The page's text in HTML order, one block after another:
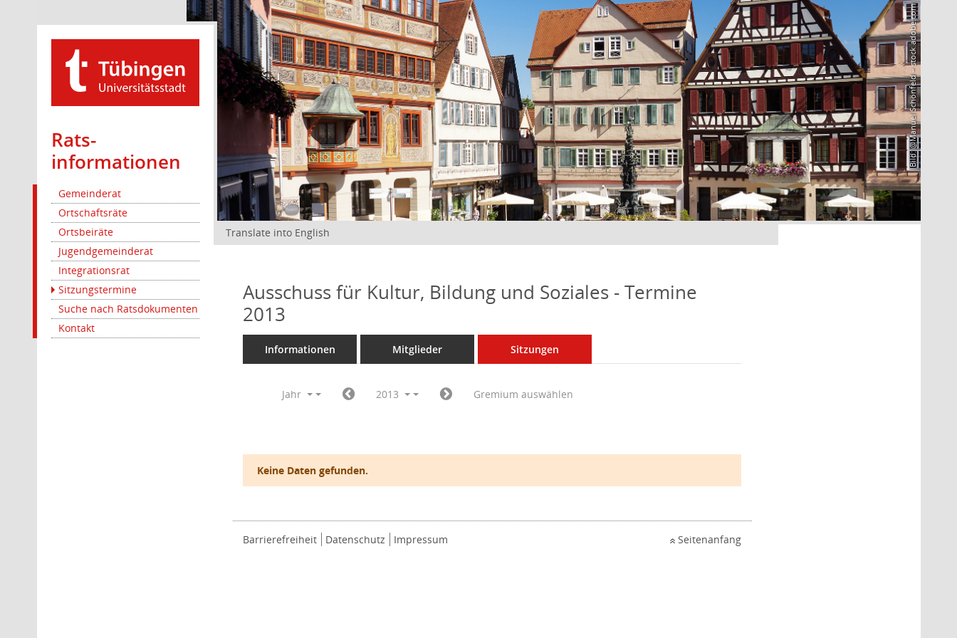
Rats­
informationen
Gemeinderat
Ortschaftsräte
Ortsbeiräte
Jugendgemeinderat
Integrationsrat
Sitzungstermine
Suche nach Ratsdokumenten
Kontakt
Bild: @Manuel Schönfeld – stock.adobe.com
Translate into English
Ausschuss für Kultur, Bildung und Soziales - Termine
2013
Informationen Mitglieder Sitzungen
Jahr 2013 Gremium auswählen
Keine Daten gefunden.
Barrierefreiheit Datenschutz Impressum Seitenanfang